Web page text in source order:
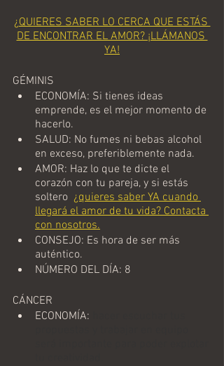
¿QUIERES SABER LO CERCA QUE ESTÁS
DE ENCONTRAR EL AMOR? ¡LLÁMANOS
YA!
GÉMINIS
ECONOMÍA: Si tienes ideas
emprende, es el mejor momento de
hacerlo.
SALUD: No fumes ni bebas alcohol
en exceso, preferiblemente nada.
AMOR: Haz lo que te dicte el
corazón con tu pareja, y si estás
soltero ¿quieres saber YA cuando
llegará el amor de tu vida? Contacta
con nosotros.
CONSEJO: Es hora de ser más
auténtico.
NÚMERO DEL DÍA: 8
CÁNCER
ECONOMÍA: